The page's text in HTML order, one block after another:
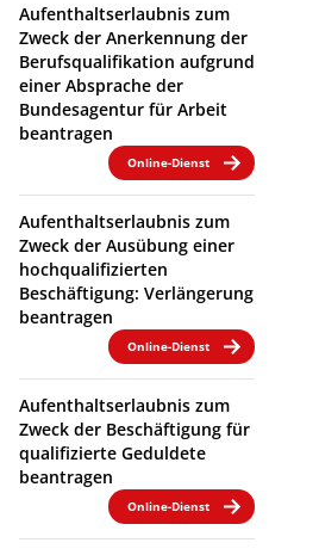
Aufenthaltserlaubnis zum
Zweck der Anerkennung der
Berufsqualifikation aufgrund
einer Absprache der
Bundesagentur für Arbeit
beantragen
Online-Dienst
Aufenthaltserlaubnis zum
Zweck der Ausübung einer
hochqualifizierten
Beschäftigung: Verlängerung
beantragen
Online-Dienst
Aufenthaltserlaubnis zum
Zweck der Beschäftigung für
qualifizierte Geduldete
beantragen
Online-Dienst